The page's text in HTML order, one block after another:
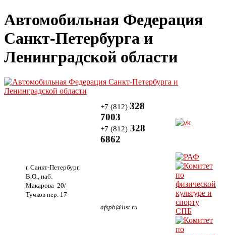
Автомобильная Федерация
Санкт-Петербурга и
Ленинградской области
г. Санкт-Петербург,
В.О., наб.
Макарова 20/
Тучков пер. 17
+7 (812) 328
7003
+7 (812) 328
6862
afspb@list.ru